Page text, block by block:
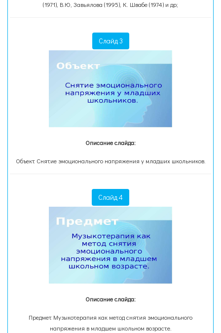
(1971), В.Ю, Завьялова (1995), К. Швабе (1974) и др;
Слайд 3
Описание слайда:
Объект Снятие эмоционального напряжения у младших школьников.
Слайд 4
Описание слайда:
Предмет Музыкотерапия как метод снятия эмоционального
напряжения в младшем школьном возрасте.